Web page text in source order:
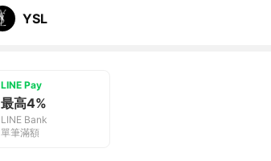
YSL
LINE Pay
最高4%
LINE Bank
單筆滿額